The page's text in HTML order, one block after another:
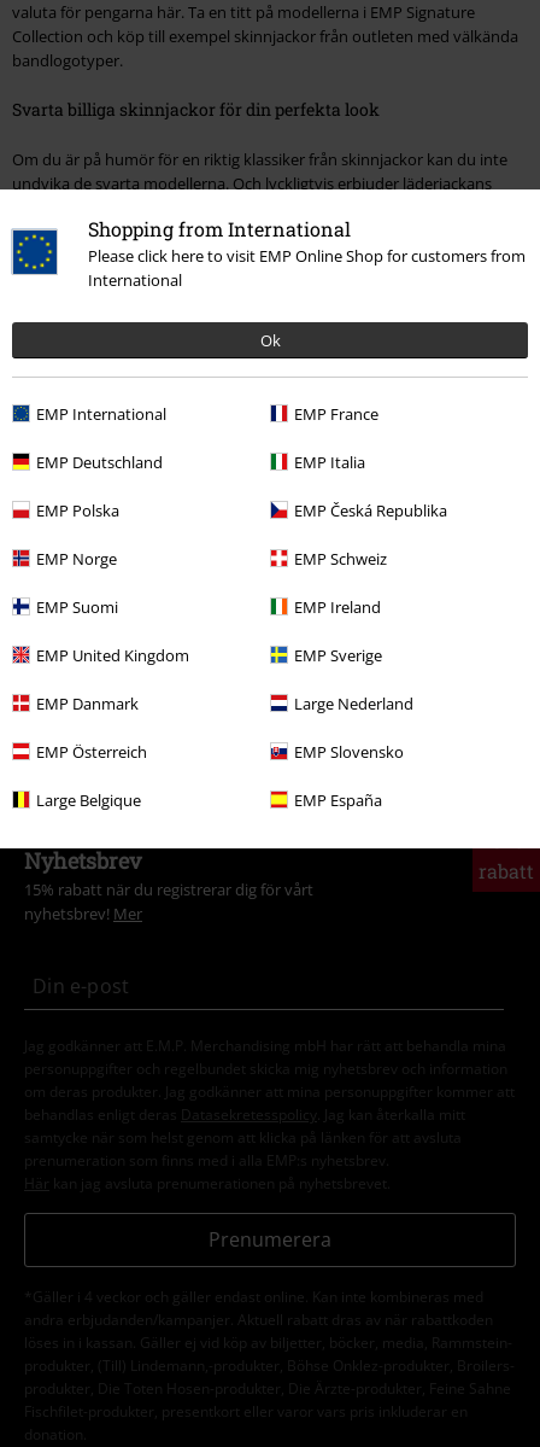
Shopping from International
Please click here to visit EMP Online Shop for customers from
International
Ok
EMP International EMP France
EMP Deutschland EMP Italia
EMP Polska EMP Česká Republika
EMP Norge EMP Schweiz
EMP Suomi EMP Ireland
EMP United Kingdom EMP Sverige
EMP Danmark Large Nederland
EMP Österreich EMP Slovensko
Large Belgique EMP España
valuta för pengarna här. Ta en titt på modellerna i EMP Signature
Collection och köp till exempel skinnjackor från outleten med välkända
bandlogotyper.
Svarta billiga skinnjackor för din perfekta look
Om du är på humör för en riktig klassiker från skinnjackor kan du inte
undvika de svarta modellerna. Och lyckligtvis erbjuder läderjackans
snävare. Dessa specialplagg har dock en sak gemensamt (naturligtvis
även om de erbjuds till ett reducerat pris): en extremt hög casualness-
faktor.
Det faktum att du kan beställa dem i outleten betyder naturligtvis inte
att du måste kompromissa med deras kvalitet. Även här kan du lita på
höga standarder - naturligtvis även om du bestämmer dig för att leta
efter en billig skinnjacka för män på sommaren.
Billiga läderjackor för män från olika märken
Varje märke som erbjuder skinnjackor har sin egen signatur. Det är
precis vad som är uppenbart i försäljningen. Kanske har du redan en
skinnjacka i garderoben och letar efter en annan, prisvärd modell? I det
här fallet kommer du säkert att uppskatta fördelarna med materialet. Ta
dig lite tid att utforska egenskaperna hos de olika märkena och kom
tillbaka regelbundet för att se om några andra märken har lagts till.
Rabatterade skinnjackor för män: Så här mycket pengar kan du
spara
En skinnjacka behöver inte vara dyr. Du kan se hur mycket pengar du
rabatt
Nyhetsbrev
15% rabatt när du registrerar dig för vårt
nyhetsbrev! Mer
Jag godkänner att E.M.P. Merchandising mbH har rätt att behandla mina
personuppgifter och regelbundet skicka mig nyhetsbrev och information
om deras produkter. Jag godkänner att mina personuppgifter kommer att
behandlas enligt deras
Datasekretesspolicy
. Jag kan återkalla mitt
samtycke när som helst genom att klicka på länken för att avsluta
prenumeration som finns med i alla EMP:s nyhetsbrev.
Här kan jag avsluta prenumerationen på nyhetsbrevet.
Prenumerera
*Gäller i 4 veckor och gäller endast online. Kan inte kombineras med
andra erbjudanden/kampanjer. Aktuell rabatt dras av när rabattkoden
löses in i kassan. Gäller ej vid köp av biljetter, böcker, media, Rammstein-
produkter, (Till) Lindemann,-produkter, Böhse Onklez-produkter, Broilers-
produkter, Die Toten Hosen-produkter, Die Ärzte-produkter, Feine Sahne
Fischfilet-produkter, presentkort eller varor vars pris inkluderar en
donation.